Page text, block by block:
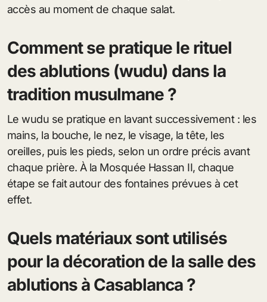
accès au moment de chaque salat.
Comment se pratique le rituel
des ablutions (wudu) dans la
tradition musulmane ?
Le wudu se pratique en lavant successivement : les
mains, la bouche, le nez, le visage, la tête, les
oreilles, puis les pieds, selon un ordre précis avant
chaque prière. À la Mosquée Hassan II, chaque
étape se fait autour des fontaines prévues à cet
effet.
Quels matériaux sont utilisés
pour la décoration de la salle des
ablutions à Casablanca ?